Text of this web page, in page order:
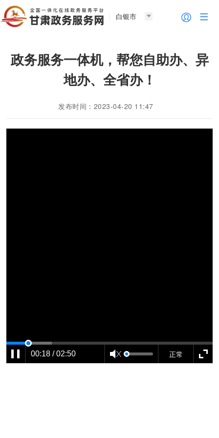
白银市
政务服务一体机，帮您自助办、异
地办、全省办！
发布时间：2023-04-20 11:47
00:18 / 02:50 正常